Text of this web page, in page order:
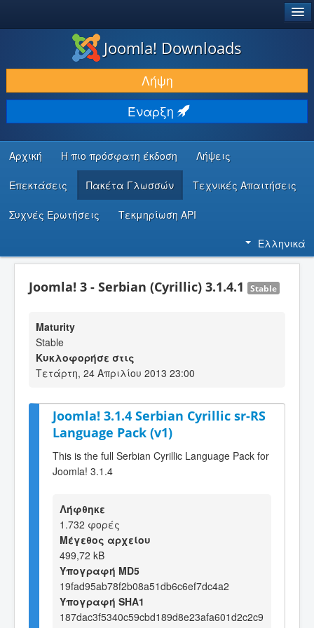
ΛΉΨΕΙΣ & ΕΠΕΚΤΆΣΕΙΣ
ΕΎΡΕΣΗ & ΜΆΘΗΣΗ
ΚΟΙΝΌΤΗΤΑ & ΥΠΟΣΤΉΡΙΞΗ
ΠΌΡΟΙ ΠΡΟΓΡΑΜΜΑΤΙΣΤΏΝ
Joomla! Downloads
Λήψη
Έναρξη
Αρχική Η πιο πρόσφατη έκδοση Λήψεις
Επεκτάσεις Πακέτα Γλωσσών Τεχνικές Απαιτήσεις
Συχνές Ερωτήσεις Τεκμηρίωση API
Ελληνικά
Joomla! 3 - Serbian (Cyrillic) 3.1.4.1 Stable
Maturity
Stable
Κυκλοφορήσε στις
Τετάρτη, 24 Απριλίου 2013 23:00
Joomla! 3.1.4 Serbian Cyrillic sr-RS
Language Pack (v1)
This is the full Serbian Cyrillic Language Pack for
Joomla! 3.1.4
Λήφθηκε
1.732 φορές
Μέγεθος αρχείου
499,72 kB
Υπογραφή MD5
19fad95ab78f2b08a51db6c6ef7dc4a2
Υπογραφή SHA1
187dac3f5340c59cbd189d8e23afa601d2c2c9